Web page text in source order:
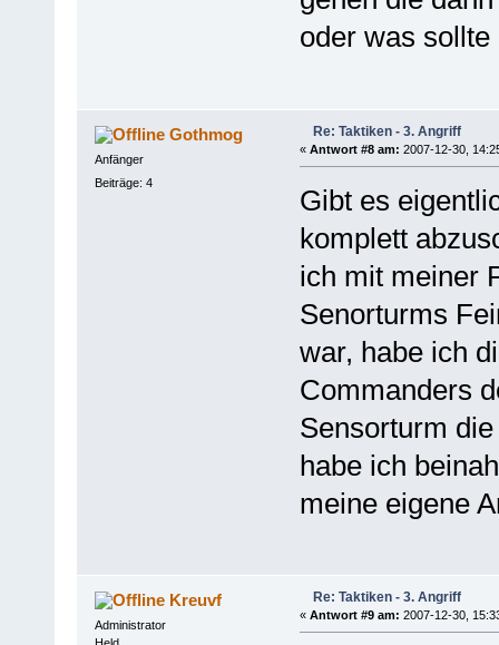
oder was
Gothmog
Anfänger
Beiträge: 4
Re: Taktiken - 3. Angriff
« Antwort #8 am: 2007-12-30,
Gibt es
komplett
ich mit meiner
Senorturms
war, habe ich
Commanders
Sensorturm
habe ich
meine eigene
Kreuvf
Administrator
Re: Taktiken - 3. Angriff
« Antwort #9 am: 2007-12-30,